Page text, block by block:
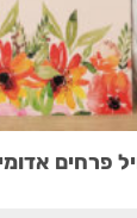
פרחים